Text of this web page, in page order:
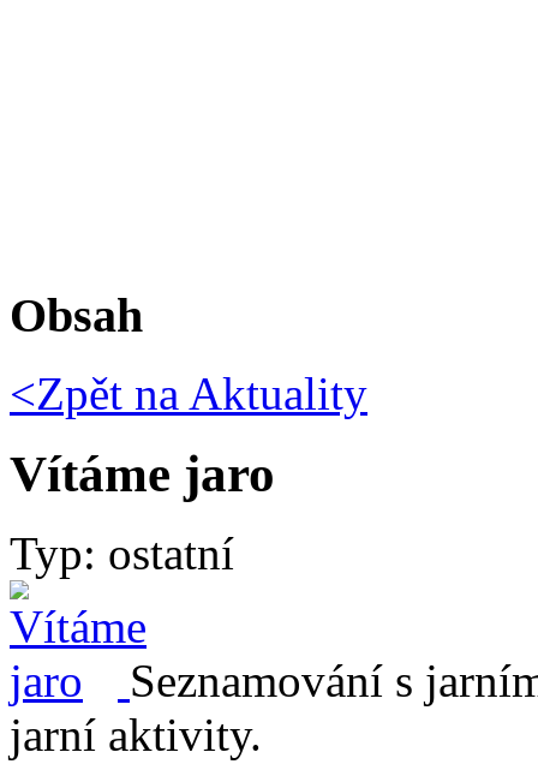
Obsah
<Zpět na Aktuality
Vítáme jaro
Typ: ostatní
Seznamování s
jarní aktivity.